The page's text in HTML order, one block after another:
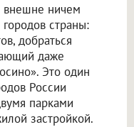
внешне ничем
страны:
добраться
даже
Это один
России
парками
застройкой.